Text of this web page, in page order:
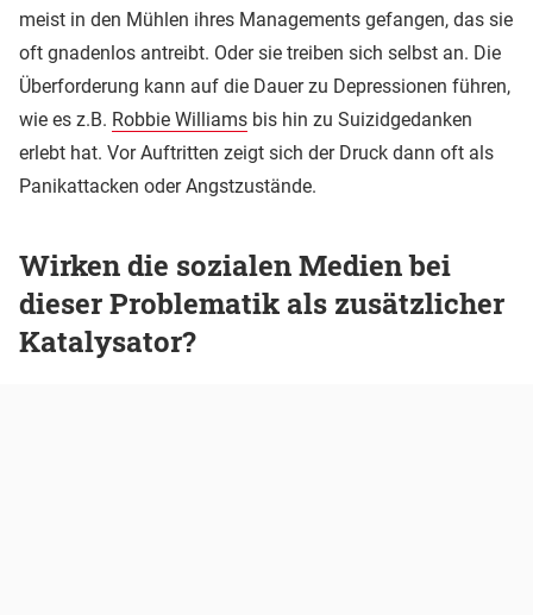
meist in den Mühlen ihres Managements gefangen, das sie
oft gnadenlos antreibt. Oder sie treiben sich selbst an. Die
Überforderung kann auf die Dauer zu Depressionen führen,
wie es z.B. Robbie Williams bis hin zu Suizidgedanken
erlebt hat. Vor Auftritten zeigt sich der Druck dann oft als
Panikattacken oder Angstzustände.
Wirken die sozialen Medien bei
dieser Problematik als zusätzlicher
Katalysator?